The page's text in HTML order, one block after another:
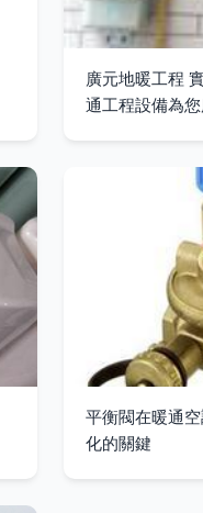
廣元地暖工程
通工程設備為
平衡閥在暖通
化的關鍵